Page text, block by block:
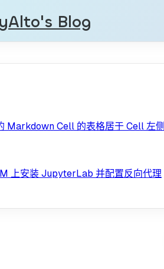
Blog
Markdown Cell 的表格居于 Cell 左侧
上安装 JupyterLab 并配置反向代理